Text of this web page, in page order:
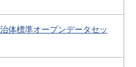
体標準オープンデータセッ